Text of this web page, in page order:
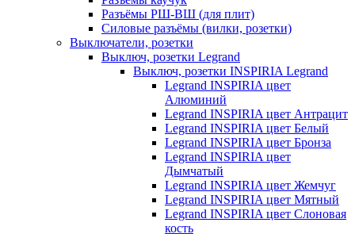
Разъёмы РШ-ВШ (для плит)
Силовые разъёмы (вилки, розетки)
Выключатели, розетки
Выключ, розетки Legrand
Выключ, розетки INSPIRIA Legrand
Legrand INSPIRIA цвет
Алюминий
Legrand INSPIRIA цвет Антрацит
Legrand INSPIRIA цвет Белый
Legrand INSPIRIA цвет Бронза
Legrand INSPIRIA цвет
Дымчатый
Legrand INSPIRIA цвет Жемчуг
Legrand INSPIRIA цвет Мятный
Legrand INSPIRIA цвет Слоновая
кость